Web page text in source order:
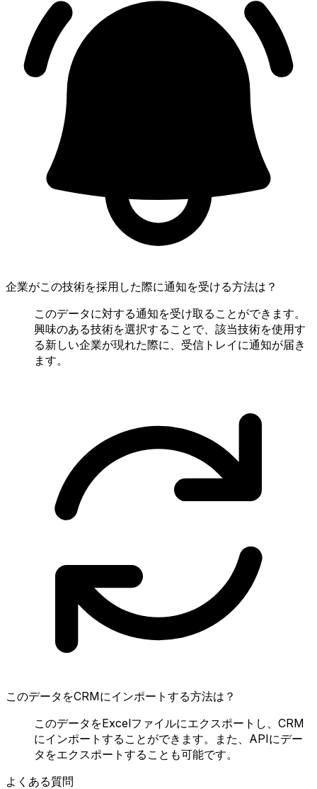
企業がこの技術を採用した際に通知を受ける方法は？
このデータに対する通知を受け取ることができます。
興味のある技術を選択することで、該当技術を使用す
る新しい企業が現れた際に、受信トレイに通知が届き
ます。
このデータをCRMにインポートする方法は？
このデータをExcelファイルにエクスポートし、CRM
にインポートすることができます。また、APIにデー
タをエクスポートすることも可能です。
よくある質問